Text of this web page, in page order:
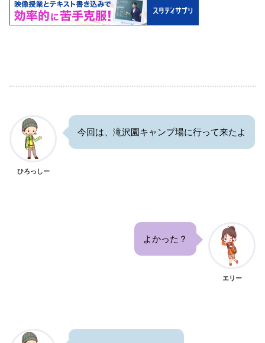
ひろっしー
今回は、滝沢園キャンプ場に行って来たよ
よかった？
エリー